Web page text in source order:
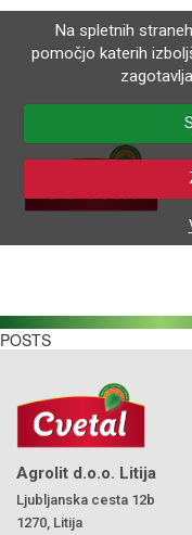
Na spletnih
pomočjo katerih
POSTS
Agrolit d.o.o. Litija
Ljubljanska cesta 12b
1270, Litija